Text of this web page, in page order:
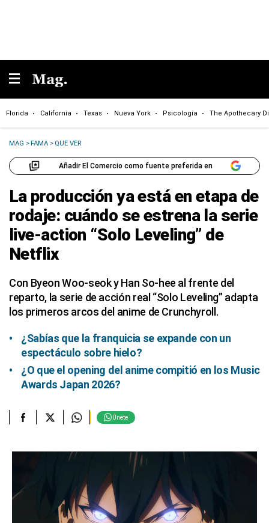
Florida California Texas Nueva York Psicología The Apothecary
MAG >FAMA > QUE VER
Añadir El Comercio como fuente preferida en
La producción ya está en etapa de
rodaje: cuándo se estrena la serie
live-action “Solo Leveling” de
Netflix
Con Byeon Woo-seok y Han So-hee al frente del
reparto, la serie de acción real “Solo Leveling” adapta
los primeros arcos del anime de Crunchyroll.
¿Sabías que la franquicia se expande con un
espectáculo sobre hielo?
¿O que el opening del anime compitió en los Music
Awards Japan 2026?
Únete